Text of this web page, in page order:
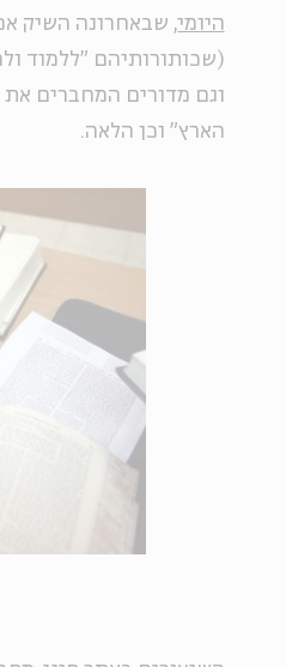
היומי, שבאחרונה השיק
(שכותורותיהם "ללמוד
וגם מדורים המחברים
הארץ" וכן הלאה.